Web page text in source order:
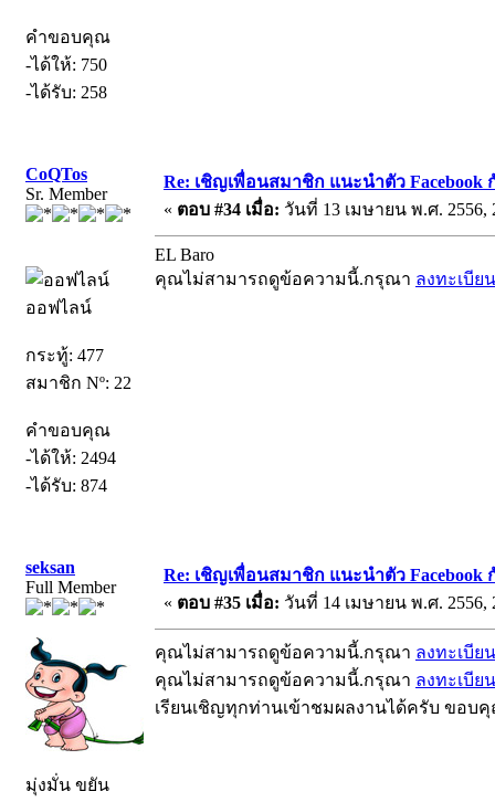
คำขอบคุณ
-ได้ให้: 750
-ได้รับ: 258
CoQTos
Sr. Member
ออฟไลน์
กระทู้: 477
สมาชิก Nº: 22
คำขอบคุณ
-ได้ให้: 2494
-ได้รับ: 874
Re: เชิญเพื่อนสมาชิก แนะนำตัว Facebook
« ตอบ #34 เมื่อ: วันที่ 13 เมษายน พ.ศ. 2556,
EL Baro
คุณไม่สามารถดูข้อความนี้.กรุณา ลงทะเบียน
seksan
Full Member
มุ่งมั่น ขยัน
Re: เชิญเพื่อนสมาชิก แนะนำตัว Facebook
« ตอบ #35 เมื่อ: วันที่ 14 เมษายน พ.ศ. 2556,
คุณไม่สามารถดูข้อความนี้.กรุณา ลงทะเบียน
คุณไม่สามารถดูข้อความนี้.กรุณา ลงทะเบียน
เรียนเชิญทุกท่านเข้าชมผลงานได้ครับ ขอบ